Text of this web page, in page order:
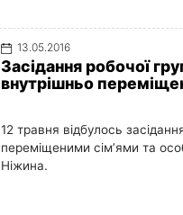
13.05.2016
Засідання робочої
внутрішньо
12 травня відбулось
переміщеними сім’ями та
Ніжина.